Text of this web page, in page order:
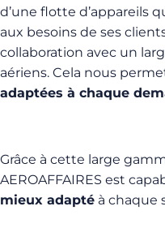
d’une flotte d’appareils
aux besoins de ses
collaboration avec un
aériens. Cela nous
adaptées à chaque
Grâce à cette large
AEROAFFAIRES est
mieux adapté à chaque